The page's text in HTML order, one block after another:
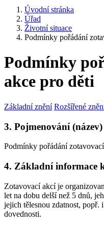
Úvodní stránka
Úřad
Životní situace
Podmínky pořádání
Podmínky
akce pro děti
Základní znění Rozšířené
3. Pojmenování
Podmínky pořádání
4. Základní informace
Zotavovací akcí je
let na dobu delší než 5 dnů,
jejich tělesnou zdatnost, popř.
dovednosti.